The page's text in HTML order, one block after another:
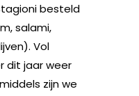
besteld
salami,
Vol
dit jaar weer
zijn we